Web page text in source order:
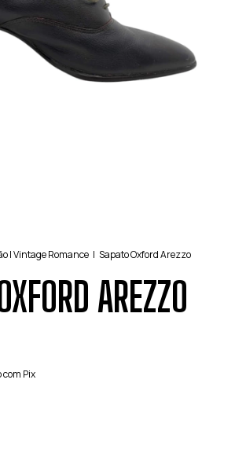
| Vintage Romance | Sapato Oxford Arezzo
AREZZO
Pix